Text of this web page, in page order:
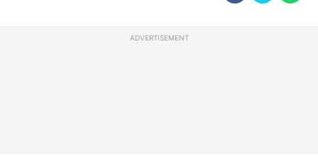
ADVERTISEMENT